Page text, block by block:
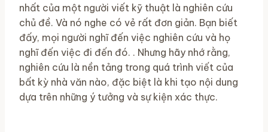
nhất của một người viết kỹ thuật là nghiên cứu
chủ đề. Và nó nghe có vẻ rất đơn giản. Bạn biết
đấy, mọi người nghĩ đến việc nghiên cứu và họ
nghĩ đến việc đi đến đó. . Nhưng hãy nhớ rằng,
nghiên cứu là nền tảng trong quá trình viết của
bất kỳ nhà văn nào, đặc biệt là khi tạo nội dung
dựa trên những ý tưởng và sự kiện xác thực.